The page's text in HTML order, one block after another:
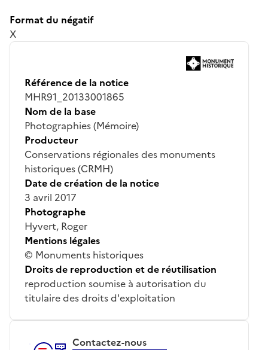
Format du négatif
X
Référence de la notice
MHR91_20133001865
Nom de la base
Photographies (Mémoire)
Producteur
Conservations régionales des monuments
historiques (CRMH)
Date de création de la notice
3 avril 2017
Photographe
Hyvert, Roger
Mentions légales
© Monuments historiques
Droits de reproduction et de réutilisation
reproduction soumise à autorisation du
titulaire des droits d'exploitation
Contactez-nous